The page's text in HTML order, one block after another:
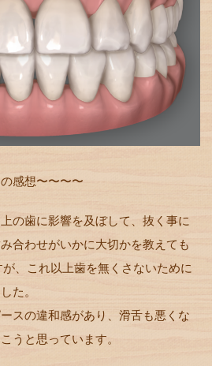
感想〜〜〜〜
の歯に影響を及ぼして、抜く事に
合わせがいかに大切かを教えても
、これ以上歯を無くさないために
た。
スの違和感があり、滑舌も悪くな
うと思っています。